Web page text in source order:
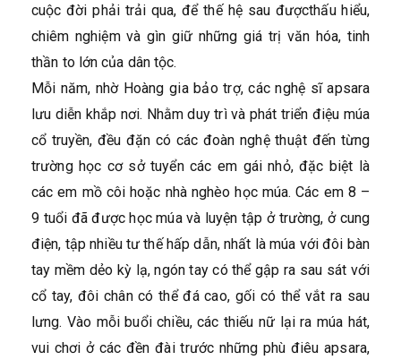
cuộc đời phải trải qua, để thế hệ sau đượcthấu hiểu,
chiêm nghiệm và gìn giữ những giá trị văn hóa, tinh
thần to lớn của dân tộc.
Mỗi năm, nhờ Hoàng gia bảo trợ, các nghệ sĩ apsara
lưu diễn khắp nơi. Nhằm duy trì và phát triển điệu múa
cổ truyền, đều đặn có các đoàn nghệ thuật đến từng
trường học cơ sở tuyển các em gái nhỏ, đặc biệt là
các em mồ côi hoặc nhà nghèo học múa. Các em 8 –
9 tuổi đã được học múa và luyện tập ở trường, ở cung
điện, tập nhiều tư thế hấp dẫn, nhất là múa với đôi bàn
tay mềm dẻo kỳ lạ, ngón tay có thể gập ra sau sát với
cổ tay, đôi chân có thể đá cao, gối có thể vắt ra sau
lưng. Vào mỗi buổi chiều, các thiếu nữ lại ra múa hát,
vui chơi ở các đền đài trước những phù điêu apsara,